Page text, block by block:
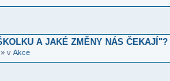
A JAKÉ ZMĚNY NÁS ČEKAJÍ"?
» v Akce